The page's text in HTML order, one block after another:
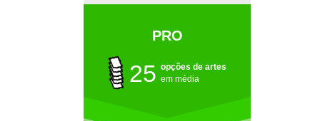
PRO
25 opções de artes
em média